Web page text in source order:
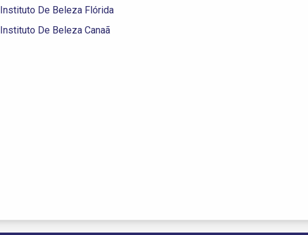
Instituto De Beleza Flórida
Instituto De Beleza Canaã